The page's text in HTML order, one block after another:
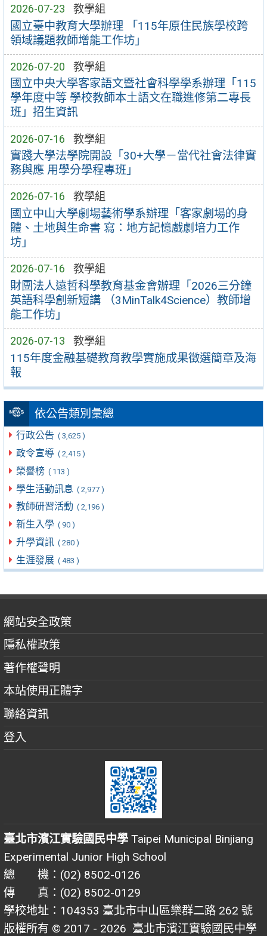
2026-07-23 教學組
國立臺中教育大學辦理 「115年原住民族學校跨
領域議題教師增能工作坊」
2026-07-20 教學組
國立中央大學客家語文暨社會科學學系辦理「115
學年度中等 學校教師本土語文在職進修第二專長
班」招生資訊
2026-07-16 教學組
實踐大學法學院開設「30+大學－當代社會法律實
務與應 用學分學程專班」
2026-07-16 教學組
國立中山大學劇場藝術學系辦理「客家劇場的身
體、土地與生命書 寫：地方記憶戲劇培力工作
坊」
2026-07-16 教學組
財團法人遠哲科學教育基金會辦理「2026三分鐘
英語科學創新短講 （3MinTalk4Science）教師增
能工作坊」
2026-07-13 教學組
115年度金融基礎教育教學實施成果徵選簡章及海
報
依公告類別彙總
行政公告 ( 3,625 )
政令宣導 ( 2,415 )
榮譽榜 ( 113 )
學生活動訊息 ( 2,977 )
教師研習活動 ( 2,196 )
新生入學 ( 90 )
升學資訊 ( 280 )
生涯發展 ( 483 )
網站安全政策
隱私權政策
著作權聲明
本站使用正體字
聯絡資訊
登入
臺北市濱江實驗國民中學 Taipei Municipal Binjiang
Experimental Junior High School
總 機：(02) 8502-0126
傳 真：(02) 8502-0129
學校地址：104353 臺北市中山區樂群二路 262 號
版權所有 © 2017 - 2026 臺北市濱江實驗國民中學